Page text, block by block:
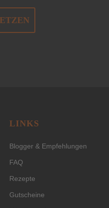
LINKS
Blogger & Empfehlungen
FAQ
Rezepte
Gutscheine